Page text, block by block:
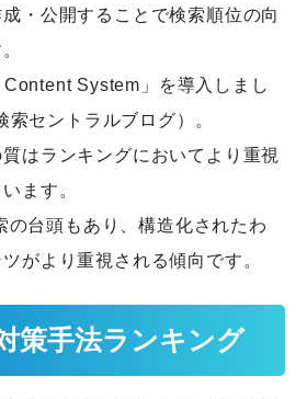
・公開することで検索順位の向
System」を導入しまし
セントラルブログ）。
はランキングにおいてより重視
ます。
の台頭もあり、構造化されたわ
がより重視される傾向です。
策手法ランキング